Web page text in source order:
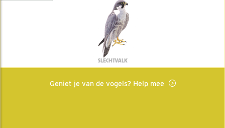
SLECHTVALK
Geniet je van de vogels? Help mee